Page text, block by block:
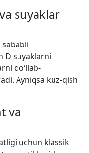
suyaklar
sababli
D suyaklarni
qo‘llab-
Ayniqsa kuz-qish
va
uchun klassik